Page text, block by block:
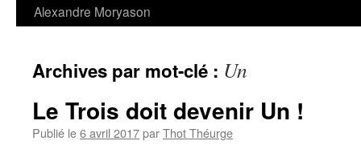
Alexandre Moryason
Archives par mot-clé : Un
Le Trois doit devenir Un !
Publié le6 avril 2017parThot Théurge